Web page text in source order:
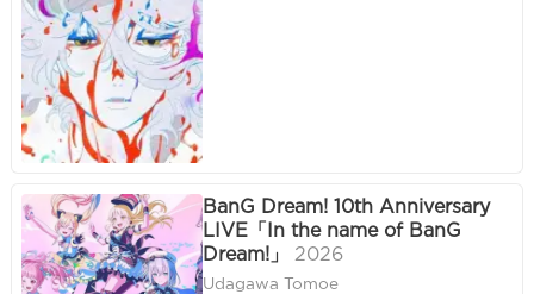
BanG Dream! 10th Anniversary
LIVE「In the name of BanG
Dream!」
2026
Udagawa Tomoe